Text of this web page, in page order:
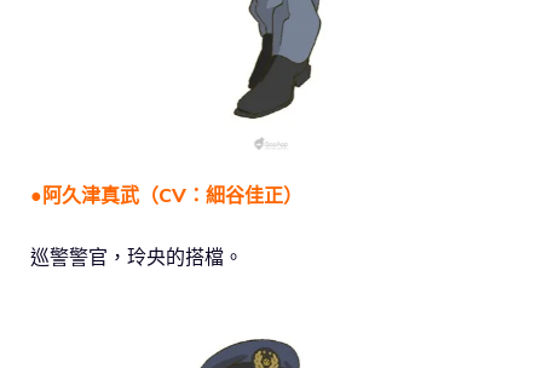
●阿久津真武（CV：細谷佳正）
巡警警官，玲央的搭檔。